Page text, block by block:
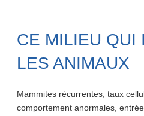
CE MILIEU QUI
LES ANIMAUX
Mammites récurrentes, taux
comportement anormales,